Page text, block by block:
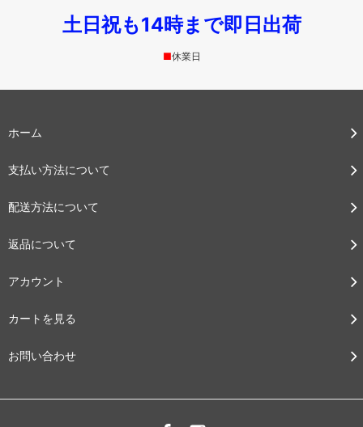
土日祝も14時まで即日出荷
■休業日
ホーム
支払い方法について
配送方法について
返品について
アカウント
カートを見る
お問い合わせ